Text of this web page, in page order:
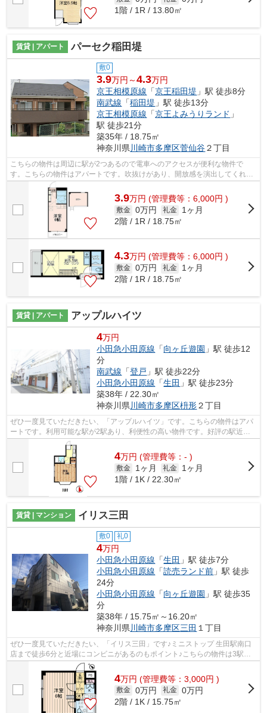
1階 / 1R / 13.80㎡
賃貸 | アパート パーセク稲田堤
敷0
3.9万円～4.3万円
京王相模原線 「京王稲田堤 」駅 徒歩8分
南武線 「稲田堤 」駅 徒歩13分
京王相模原線 「京王よみうりランド 」
駅 徒歩21分
築35年 / 18.75㎡
神奈川県 川崎市多摩区菅仙谷２丁目
こちらの物件は周辺に駅が2つあるので電車へのアクセスが便利な物件で
す。こちらの物件はアパートです。吹抜けがあり、開放感を演出してくれま
す。クレジットカードで初期費用をお支払...
3.9万円 (管理費等：6,000円 )
敷金 0万円 礼金
1ヶ月
2階 / 1R / 18.75㎡
4.3万円 (管理費等：6,000円 )
敷金 0万円 礼金
1ヶ月
2階 / 1R / 18.75㎡
賃貸 | アパート アップルハイツ
4万円
小田急小田原線 「向ヶ丘遊園 」駅 徒歩12
分
南武線 「登戸 」駅 徒歩22分
小田急小田原線 「生田 」駅 徒歩23分
築38年 / 22.30㎡
神奈川県川崎市多摩区枡形２丁目
ぜひ一度見ていただきたい、「アップルハイツ」です。こちらの物件はアパ
ートです。利用可能な駅が2駅あり、利便性の高い物件です。好評の駅近物
件で、徒歩12分でのアクセスが可能です...
4万円 (管理費等：- )
敷金 1ヶ月 礼金
1ヶ月
1階 / 1K / 22.30㎡
賃貸 | マンション イリス三田
敷0 礼0
4万円
小田急小田原線 「生田 」駅 徒歩7分
小田急小田原線 「読売ランド前 」駅 徒歩
24分
小田急小田原線 「向ヶ丘遊園 」駅 徒歩35
分
築38年 / 15.75㎡～16.20㎡
神奈川県川崎市多摩区三田 １丁目
ぜひ一度見ていただきたい、「イリス三田」です♪ミニストップ 生田駅南口
店まで徒歩6分と近場にコンビニがあるのもポイント♪こちらの物件は3駅以
上利用可能で、移動範囲も広がります♪...
4万円 (管理費等：3,000円 )
敷金 0万円 礼金 0万円
2階 / 1K / 15.75㎡